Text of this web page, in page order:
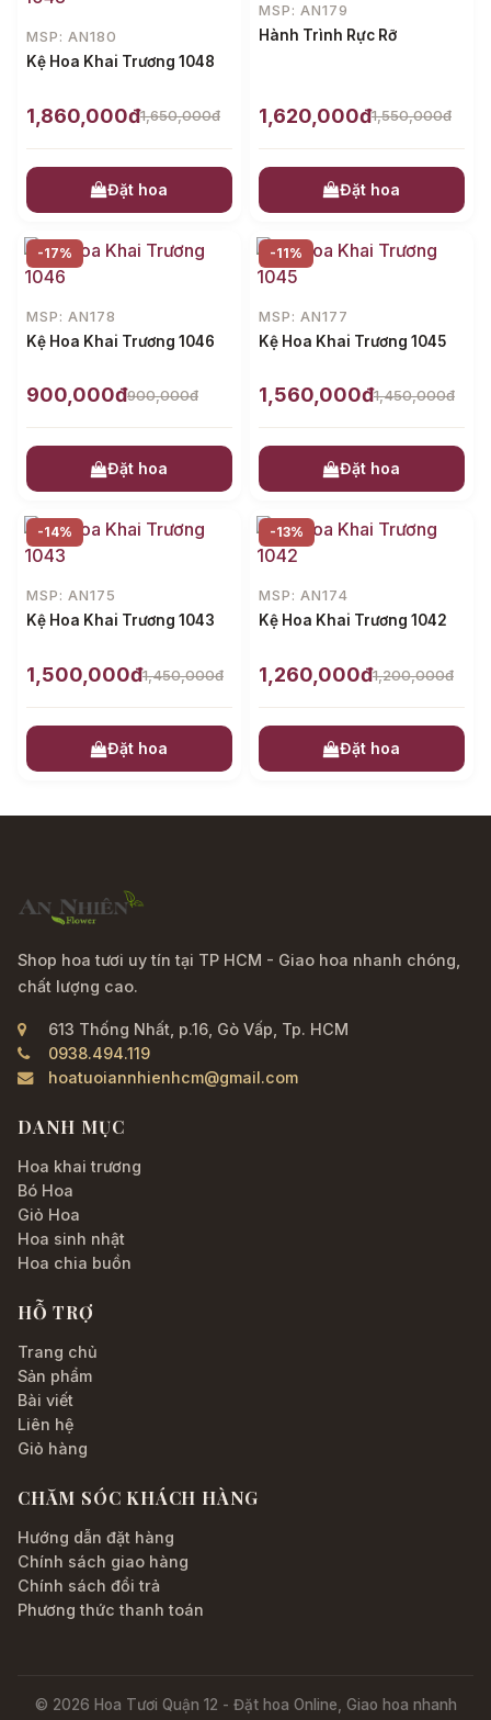
MSP: AN180
Kệ Hoa Khai Trương 1048
1,860,000đ1,650,000đ
Đặt hoa
MSP: AN179
Hành Trình Rực Rỡ
1,620,000đ1,550,000đ
Đặt hoa
-17%
MSP: AN178
Kệ Hoa Khai Trương 1046
900,000đ900,000đ
Đặt hoa
-11%
MSP: AN177
Kệ Hoa Khai Trương 1045
1,560,000đ1,450,000đ
Đặt hoa
-14%
MSP: AN175
Kệ Hoa Khai Trương 1043
1,500,000đ1,450,000đ
Đặt hoa
-13%
MSP: AN174
Kệ Hoa Khai Trương 1042
1,260,000đ1,200,000đ
Đặt hoa
Shop hoa tươi uy tín tại TP HCM - Giao hoa nhanh chóng,
chất lượng cao.
613 Thống Nhất, p.16, Gò Vấp, Tp. HCM
0938.494.119
hoatuoiannhienhcm@gmail.com
DANH MỤC
Hoa khai trương
Bó Hoa
Giỏ Hoa
Hoa sinh nhật
Hoa chia buồn
HỖ TRỢ
Trang chủ
Sản phẩm
Bài viết
Liên hệ
Giỏ hàng
CHĂM SÓC KHÁCH HÀNG
Hướng dẫn đặt hàng
Chính sách giao hàng
Chính sách đổi trả
Phương thức thanh toán
© 2026 Hoa Tươi Quận 12 - Đặt hoa Online, Giao hoa nhanh